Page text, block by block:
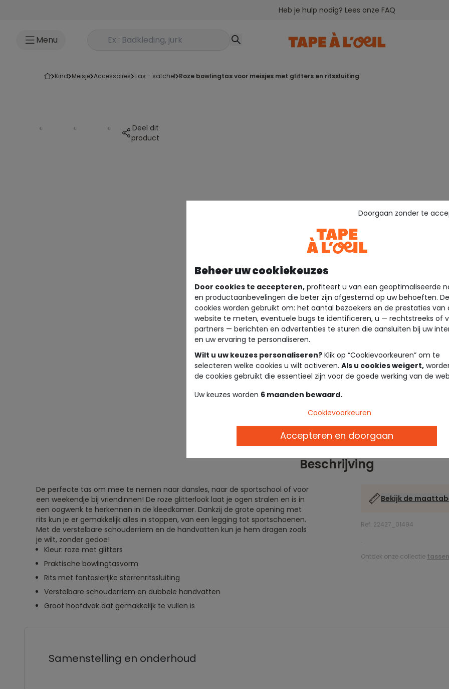
Heb je hulp nodig? Lees onze FAQ
Menu Rechercher un produit
kind meisje accessoires tas - satchel roze bowlingtas voor meisjes met glitters en ritssluiting
Deel dit
product
Beschrijving
De perfecte tas om mee te nemen naar dansles, naar de sportschool of voor
een weekendje bij vriendinnen! De roze glitterlook laat je ogen stralen en is in
een oogwenk te herkennen in de kleedkamer. Dankzij de grote opening met
rits kun je er gemakkelijk alles in stoppen, van een legging tot sportschoenen.
Met de verstelbare schouderriem en de handvatten kun je hem dragen zoals
je wilt, zonder gedoe!
Kleur: roze met glitters
Praktische bowlingtasvorm
Rits met fantasierijke sterrenritssluiting
Verstelbare schouderriem en dubbele handvatten
Groot hoofdvak dat gemakkelijk te vullen is
Bekijk de
Ref. 22427_01494
.
Ontdek onze collectie
Samenstelling en onderhoud
Beheer uw cookiekeuzes
Door cookies te accepteren, profiteert u van een geoptimaliseerde
en productaanbevelingen die beter zijn afgestemd op uw behoeften.
cookies worden gebruikt om: het aantal bezoekers en de prestaties van
website te meten, eventuele bugs te identificeren, u — rechtstreeks of
partners — berichten en advertenties te sturen die aansluiten bij uw
en uw ervaring te personaliseren.
Wilt u uw keuzes personaliseren? Klik op “Cookievoorkeuren” om te
selecteren welke cookies u wilt activeren. Als u cookies weigert,
de cookies gebruikt die essentieel zijn voor de goede werking van de
Uw keuzes worden 6 maanden bewaard.
Doorgaan zonder te
Cookievoorkeuren
Accepteren en doorgaan